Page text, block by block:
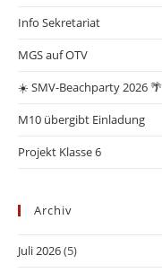
Info Sekretariat
MGS auf OTV
☀️ SMV-Beachparty 2026 🌴
M10 übergibt Einladung
Projekt Klasse 6
Archiv
Juli 2026(5)